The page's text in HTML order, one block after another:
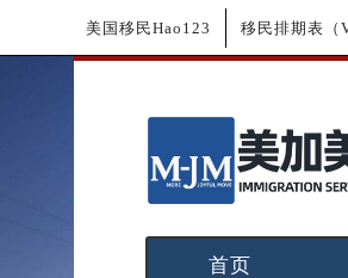
美国移民Hao123 移民排期表（
首页